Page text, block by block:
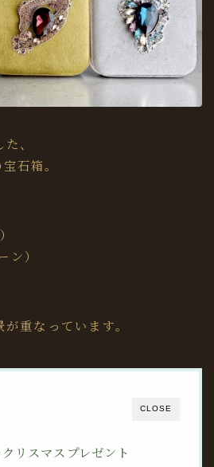
、
石箱。
）
重なっています。
CLOSE
リスマスプレゼント